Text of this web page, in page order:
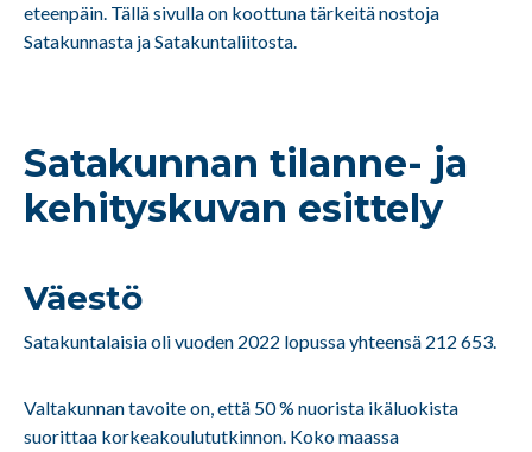
eteenpäin. Tällä sivulla on koottuna tärkeitä nostoja
Satakunnasta ja Satakuntaliitosta.
Satakunnan tilanne- ja
kehityskuvan esittely
Väestö
Satakuntalaisia oli vuoden 2022 lopussa yhteensä 212 653.
Valtakunnan tavoite on, että 50 % nuorista ikäluokista
suorittaa korkeakoulututkinnon. Koko maassa